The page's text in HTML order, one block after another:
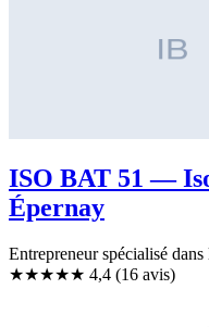
ISO BAT 51 —
Épernay
Entrepreneur spécialisé
★★★★★ 4,4 (16 avis)